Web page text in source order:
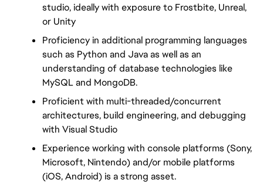
studio, ideally with exposure to Frostbite, Unreal,
or Unity
Proficiency in additional programming languages
such as Python and Java as well as an
understanding of database technologies like
MySQL and MongoDB.
Proficient with multi-threaded/concurrent
architectures, build engineering, and debugging
with Visual Studio
Experience working with console platforms (Sony,
Microsoft, Nintendo) and/or mobile platforms
(iOS, Android) is a strong asset.